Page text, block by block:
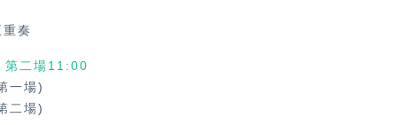
奏
第二場11:00
一場)
二場)